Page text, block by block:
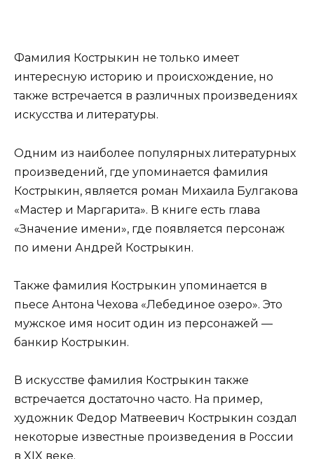
Фамилия Кострыкин не только имеет
интересную историю и происхождение, но
также встречается в различных произведениях
искусства и литературы.
Одним из наиболее популярных литературных
произведений, где упоминается фамилия
Кострыкин, является роман Михаила Булгакова
«Мастер и Маргарита». В книге есть глава
«Значение имени», где появляется персонаж
по имени Андрей Кострыкин.
Также фамилия Кострыкин упоминается в
пьесе Антона Чехова «Лебединое озеро». Это
мужское имя носит один из персонажей —
банкир Кострыкин.
В искусстве фамилия Кострыкин также
встречается достаточно часто. На пример,
художник Федор Матвеевич Кострыкин создал
некоторые известные произведения в России
в XIX веке.